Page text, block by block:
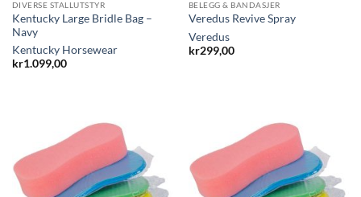
DIVERSE STALLUTSTYR
Kentucky Large Bridle Bag –
Navy
Kentucky Horsewear
kr1.099,00
BELEGG & BANDASJER
Veredus Revive Spray
Veredus
kr299,00